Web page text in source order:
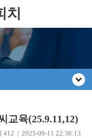
치
교육(25.9.11,12)
412 | 2025-09-11 22:38:13